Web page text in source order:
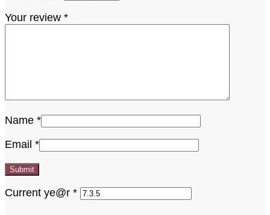
Your review *
Name *
Email *
Current ye@r *